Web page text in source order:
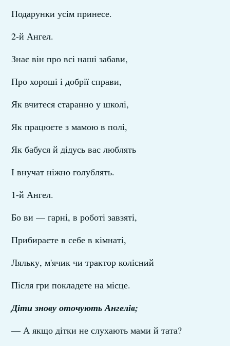
Подарунки усім принесе.
2-й Ангел.
Знає він про всі наші забави,
Про хороші і добрії справи,
Як вчитеся старанно у школі,
Як працюєте з мамою в полі,
Як бабуся й дідусь вас люблять
І внучат ніжно голублять.
1-й Ангел.
Бо ви — гарні, в роботі завзяті,
Прибираєте в себе в кімнаті,
Ляльку, м'ячик чи трактор колісний
Після гри покладете на місце.
Діти знову оточують Ангелів;
— А якщо дітки не слухають мами й тата?